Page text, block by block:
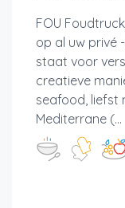
FOU
op al uw privé
staat voor
creatieve
seafood, liefst
Mediterrane (...